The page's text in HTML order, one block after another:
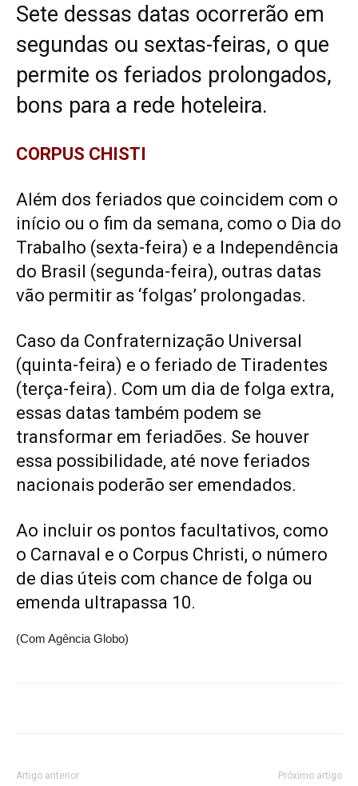
Sete dessas datas ocorrerão em
segundas ou sextas-feiras, o que
permite os feriados prolongados,
bons para a rede hoteleira.
CORPUS CHISTI
Além dos feriados que coincidem com o
início ou o fim da semana, como o Dia do
Trabalho (sexta-feira) e a Independência
do Brasil (segunda-feira), outras datas
vão permitir as ‘folgas’ prolongadas.
Caso da Confraternização Universal
(quinta-feira) e o feriado de Tiradentes
(terça-feira). Com um dia de folga extra,
essas datas também podem se
transformar em feriadões. Se houver
essa possibilidade, até nove feriados
nacionais poderão ser emendados.
Ao incluir os pontos facultativos, como
o Carnaval e o Corpus Christi, o número
de dias úteis com chance de folga ou
emenda ultrapassa 10.
(Com Agência Globo)
Artigo anterior Próximo artigo